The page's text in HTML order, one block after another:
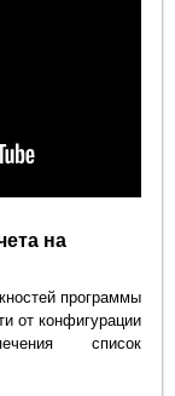
на
программы
от конфигурации
список